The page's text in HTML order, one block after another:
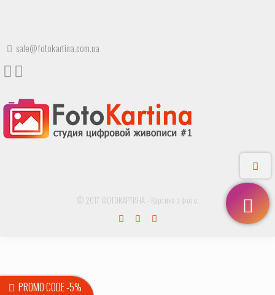
sale@fotokartina.com.ua
© 2017 ФОТОКАРТИНА - Картина з фото.
PROMO CODE -5%